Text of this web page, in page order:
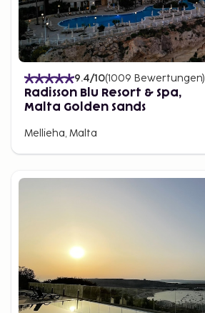
9.4/10(1009 Bewertungen)
Radisson Blu Resort & Spa,
Malta Golden Sands
Mellieha, Malta